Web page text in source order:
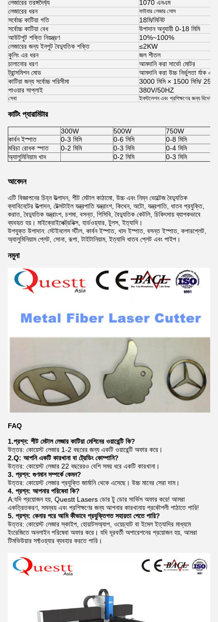
লেজারের তরঙ্গদৈর্ঘ্য
1070 এনএম
লেজারের ধরন
ফাইবার লেজার সোস
সর্বোচ্চ কাটিয়া গতি
18মি/মিনিট
সর্বোচ্চ কাটিয়া বেধ
উপাদান অনুযায়ী 0-18 মিমি
আউটপুট শক্তি নিয়ন্ত্রণ
10%~100%
লেজারের জন্য ইনপুট বৈদ্যুতিক শক্তি
≤2KW
কুলিং এর ধরন
জল শীতল
চালানোর ধরণ
আমদানি করা সার্ভো মোটর
ট্রান্সমিশন মোড
আমদানি করা উচ্চ নির্ভুলতা র্যাক এবং
কাটিয়া জন্য সর্বোচ্চ পরিসীমা
3000 মিমি × 1500 মিমি/
পাওয়ার সাপ্লাই
380V/50HZ
সেবা ইনস্টলেশন এবং প্রশিক্ষণের জন্য বিদেশী
কাটিং প্যারামিটার
300W 500W
750W
কার্বন ইস্পাত
0-3 মিমি 0-6 মিমি
0-8 মিমি
মরিচা রোধক স্পাত
0-2 মিমি 0-3 মিমি
0-4 মিমি
অ্যালুমিনিয়াম খাদ
0-2 মিমি 0-3 মিমি
আবেদন
এটি বিজ্ঞাপনের চিহ্ন উত্পাদন, শীট মেটাল কাঠামো, উচ্চ এবং নিম্ন ভোল্টেজ বৈদ্যুতিক
ক্যাবিনেটের উত্পাদন, টেক্সটাইল যন্ত্রপাতি যন্ত্রাংশ, কিথেন, অটো, যন্ত্রপাতি, ধাতব প্রযুক্তি,
করাত, বৈদ্যুতিক যন্ত্রাংশ, চশমা, বসন্ত, পিসিবি, বৈদ্যুতিক কেটলি, চিকিৎসায় ব্যাপকভাবে
ব্যবহৃত হয়। মাইক্রোইলেক্ট্রনিক্স, হার্ডওয়্যার, টুলস, ইত্যাদি।
উপযুক্ত উপাদান: স্টেইনলেস স্টীল, কার্বন ইস্পাত, খাদ ইস্পাত, বসন্ত ইস্পাত, কপারপ্লেট,
অ্যালুমিনিয়াম প্লেট, সোনা, রূপা, টাইটানিয়াম, ইত্যাদি ধাতব প্লেট এবং পাইপ।
নমুনা
FAQ
1.প্রশ্ন: শীট মেটাল লেজার কাটিয়া মেশিনের ওয়ারেন্টি কি?
উত্তর: কোয়েস্ট লেজার 1-2 বছরের জন্য একটি ওয়ারেন্টি অফার করে।
2.Q: আপনি একটি কারখানা বা ট্রেডিং কোম্পানি?
উত্তর: কোয়েস্ট লেজার 22 বছরেরও বেশি সময় ধরে একটি কারখানা।
3. প্রশ্ন: গুণমান সম্পর্কে কেমন?
উত্তর: কোয়েস্ট লেজার প্রযুক্তি জার্মানি থেকে এসেছে। উচ্চ মানের সেরা দাম।
4. প্রশ্ন: আপনার পরিষেবা কি?
A:যদি প্রয়োজন হয়, Questt Lasers ডোর টু ডোর সার্ভিস অফার করে! আমরা
একত্রিতকরণ, সমন্বয় এবং প্রশিক্ষণের জন্য আপনার কারখানায় প্রকৌশলী পাঠাতে পারি!
5. প্রশ্ন: কেনার পরে আমি কীভাবে প্রযুক্তিগত সহায়তা পেতে পারি?
উত্তর: কোয়েস্ট লেজার স্কাইপ, হোয়াটসঅ্যাপ, ওয়েচ্যাট বা ইমেল ইত্যাদির মাধ্যমে
ইংরেজিতে অনলাইন পরিষেবা অফার করে। যদি দূরবর্তী অপারেশনের প্রয়োজন হয়, আমরা
টিমভিউয়ার সফ্টওয়্যার ব্যবহার করতে পারি।